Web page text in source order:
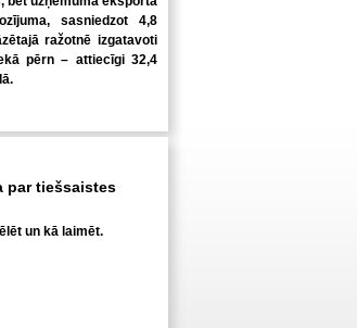
sasniedzot 4,8
ražotnē izgatavoti
pērn – attiecīgi 32,4
par tiešsaistes
un kā laimēt.